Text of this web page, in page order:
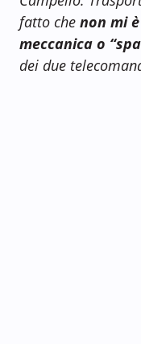
fatto che non mi
meccanica o
dei due